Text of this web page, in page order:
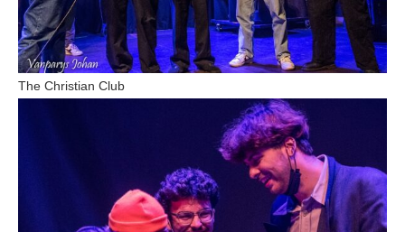
The Christian Club